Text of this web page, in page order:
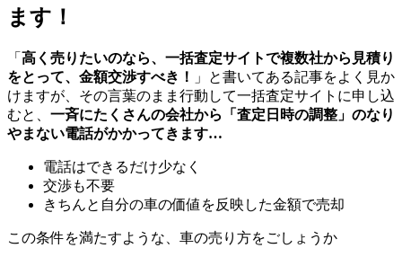
ます！
「 高く売りたいのなら、一括査定サイトで複数社から見積り
をとって、金額交渉すべき！
」と書いてある記事をよく見か
けますが、その言葉のまま行動して一括査定サイトに申し込
むと、 一斉にたくさんの会社から「査定日時の調整」のなり
やまない電話がかかってきます…
電話はできるだけ少なく
交渉も不要
きちんと自分の車の価値を反映した金額で売却
この条件を満たすような、車の売り方をごしょうか